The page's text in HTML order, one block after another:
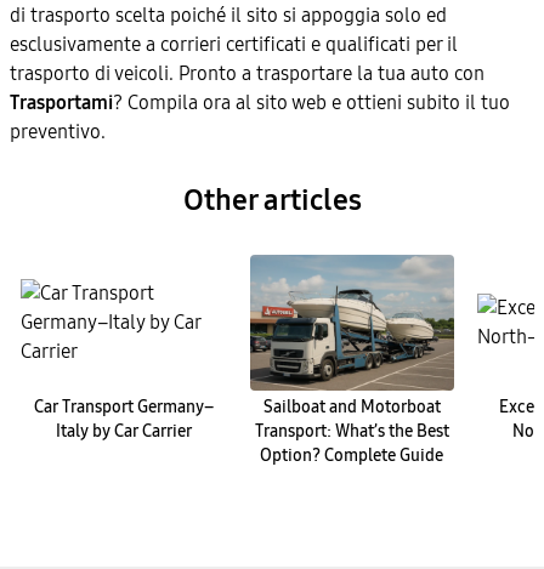
di trasporto scelta poiché il sito si appoggia solo ed
esclusivamente a corrieri certificati e qualificati per il
trasporto di veicoli. Pronto a trasportare la tua auto con
Trasportami? Compila ora al sito web e ottieni subito il tuo
preventivo.
Other articles
Car Transport Germany–
Italy by Car Carrier
Sailboat and Motorboat
Transport: What’s the Best
Option? Complete Guide